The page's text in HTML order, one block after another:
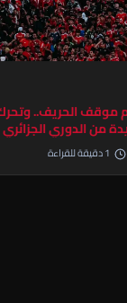
موقف الحريف..
من الدوري الجزائري